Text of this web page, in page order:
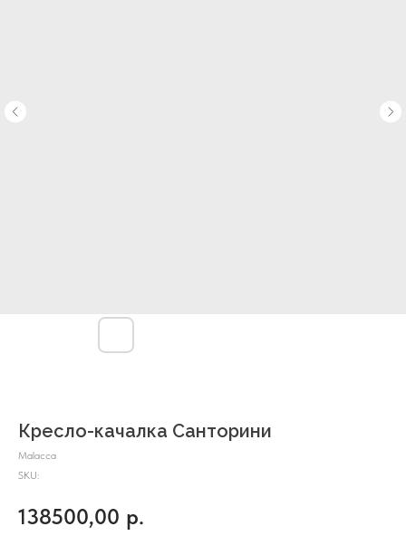
Кресло-качалка Санторини
Malacca
SKU:
138500,00 р.